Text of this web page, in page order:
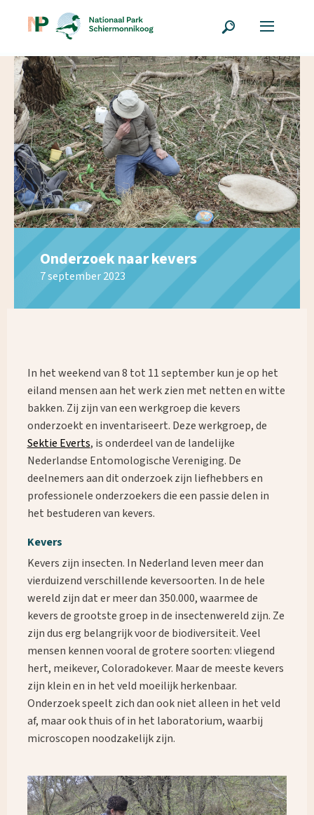
Onderzoek naar kevers
7 september 2023
In het weekend van 8 tot 11 september kun je op het
eiland mensen aan het werk zien met netten en witte
bakken. Zij zijn van een werkgroep die kevers
onderzoekt en inventariseert. Deze werkgroep, de
Sektie Everts, is onderdeel van de landelijke
Nederlandse Entomologische Vereniging. De
deelnemers aan dit onderzoek zijn liefhebbers en
professionele onderzoekers die een passie delen in
het bestuderen van kevers.
Kevers
Kevers zijn insecten. In Nederland leven meer dan
vierduizend verschillende keversoorten. In de hele
wereld zijn dat er meer dan 350.000, waarmee de
kevers de grootste groep in de insectenwereld zijn. Ze
zijn dus erg belangrijk voor de biodiversiteit. Veel
mensen kennen vooral de grotere soorten: vliegend
hert, meikever, Coloradokever. Maar de meeste kevers
zijn klein en in het veld moeilijk herkenbaar.
Onderzoek speelt zich dan ook niet alleen in het veld
af, maar ook thuis of in het laboratorium, waarbij
microscopen noodzakelijk zijn.